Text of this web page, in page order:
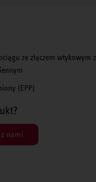
ze złączem wtykowym z
(EPP)
nami